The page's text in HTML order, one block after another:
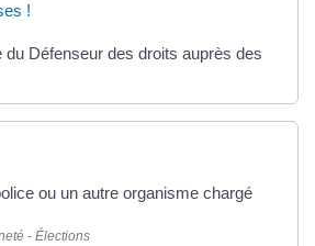
!
du Défenseur des droits auprès des
ou un autre organisme chargé
- Élections